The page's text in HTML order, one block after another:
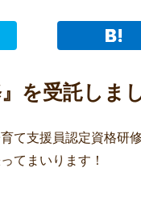
を受託しま
て支援員認定資格研
てまいります！